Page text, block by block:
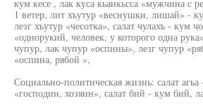
кум кесе , лак куса кьанкьсса «мужчина с
1 ветер, лит хъутур «веснушки, лишай» -
лезг хъутур «чесотка», салат чулахъ - кум
«однорукий, человек, у которого одна
чупур, лак чупур «оспины», лезг чупур
«оспина, рябой »,
Социально-политическая жизнь: салат агьа
«господин, хозяин», салат бий - кум бий,